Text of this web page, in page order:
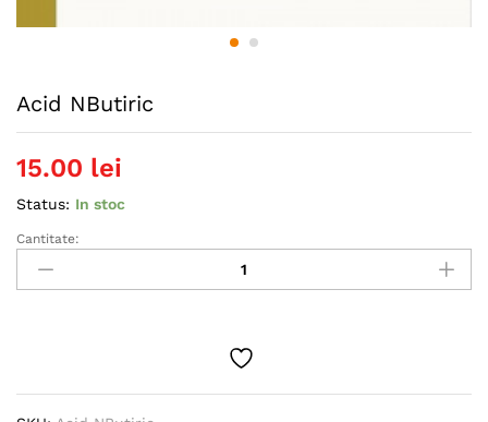
Acid NButiric
15.00 lei
Status: In stoc
Acid
NButiric
quantity
Cantitate: